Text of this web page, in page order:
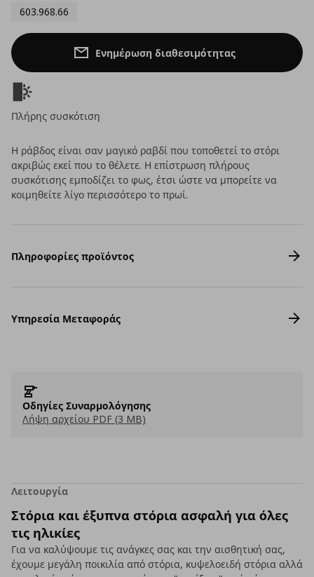
603.968.66
Ενημέρωση διαθεσιμότητας
Πλήρης συσκότιση
Η ράβδος είναι σαν μαγικό ραβδί που τοποθετεί το στόρι
ακριβώς εκεί που το θέλετε. Η επίστρωση πλήρους
συσκότισης εμποδίζει το φως, έτσι ώστε να μπορείτε να
κοιμηθείτε λίγο περισσότερο το πρωί.
Πληροφορίες προϊόντος
Υπηρεσία Μεταφοράς
Οδηγίες Συναρμολόγησης
Λήψη αρχείου PDF (3 MB)
Λειτουργία
Στόρια και έξυπνα στόρια ασφαλή για όλες
τις ηλικίες
Για να καλύψουμε τις ανάγκες σας και την αισθητική σας,
έχουμε μεγάλη ποικιλία από στόρια, κυψελοειδή στόρια αλλά